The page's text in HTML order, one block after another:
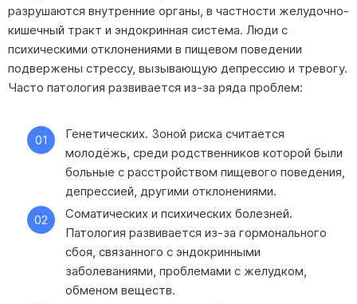
разрушаются внутренние органы, в частности желудочно-
кишечный тракт и эндокринная система. Люди с
психическими отклонениями в пищевом поведении
подвержены стрессу, вызывающую депрессию и тревогу.
Часто патология развивается из-за ряда проблем:
Генетических. Зоной риска считается
молодёжь, среди родственников которой были
больные с расстройством пищевого поведения,
депрессией, другими отклонениями.
Соматических и психических болезней.
Патология развивается из-за гормонального
сбоя, связанного с эндокринными
заболеваниями, проблемами с желудком,
обменом веществ.